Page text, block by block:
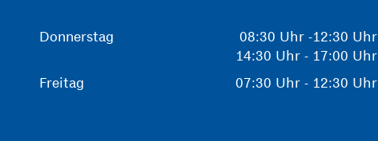
Donnerstag
08:30 Uhr -12:30 Uhr
14:30 Uhr - 17:00 Uhr
Freitag
07:30 Uhr - 12:30 Uhr